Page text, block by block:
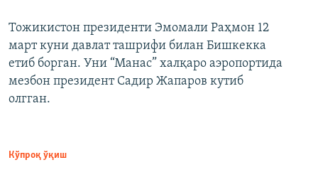
Тожикистон президенти Эмомали Раҳмон 12
март куни давлат ташрифи билан Бишкекка
етиб борган. Уни “Манас” халқаро аэропортида
мезбон президент Садир Жапаров кутиб
олгган.
Кўпроқ ўқиш